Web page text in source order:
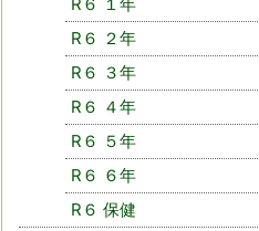
R６ １年
R６ ２年
R６ ３年
R６ ４年
R６ ５年
R６ ６年
R６ 保健